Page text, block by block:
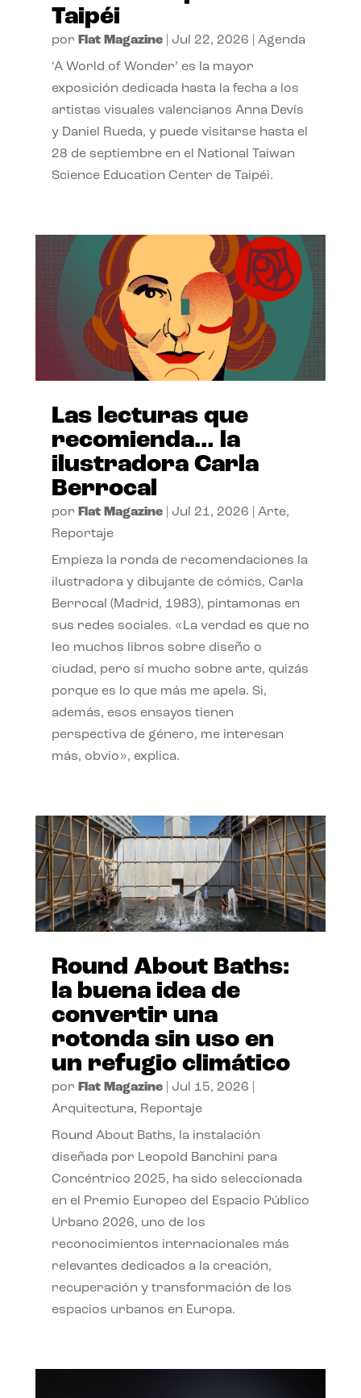
Taipéi
por Flat Magazine| Jul 22, 2026 Agenda
‘A World of Wonder’ es la mayor
exposición dedicada hasta la fecha a los
artistas visuales valencianos Anna Devís
y Daniel Rueda, y puede visitarse hasta el
28 de septiembre en el National Taiwan
Science Education Center de Taipéi.
Las lecturas que
recomienda… la
ilustradora Carla
Berrocal
por Flat Magazine| Jul 21, 2026 Arte,
Reportaje
Empieza la ronda de recomendaciones la
ilustradora y dibujante de cómics, Carla
Berrocal (Madrid, 1983), pintamonas en
sus redes sociales. «La verdad es que no
leo muchos libros sobre diseño o
ciudad, pero sí mucho sobre arte, quizás
porque es lo que más me apela. Si,
además, esos ensayos tienen
perspectiva de género, me interesan
más, obvio», explica.
Round About Baths:
la buena idea de
convertir una
rotonda sin uso en
un refugio climático
por Flat Magazine| Jul 15, 2026
Arquitectura, Reportaje
Round About Baths, la instalación
diseñada por Leopold Banchini para
Concéntrico 2025, ha sido seleccionada
en el Premio Europeo del Espacio Público
Urbano 2026, uno de los
reconocimientos internacionales más
relevantes dedicados a la creación,
recuperación y transformación de los
espacios urbanos en Europa.